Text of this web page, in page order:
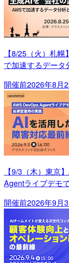
【8/25（火）札
で加速するデー
開催前2026年8月
【9/3（木）東京
Agentライブデモ
開催前2026年9月